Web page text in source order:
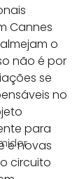
Cannes
o
não é por
se
no
para
e novas
circuito